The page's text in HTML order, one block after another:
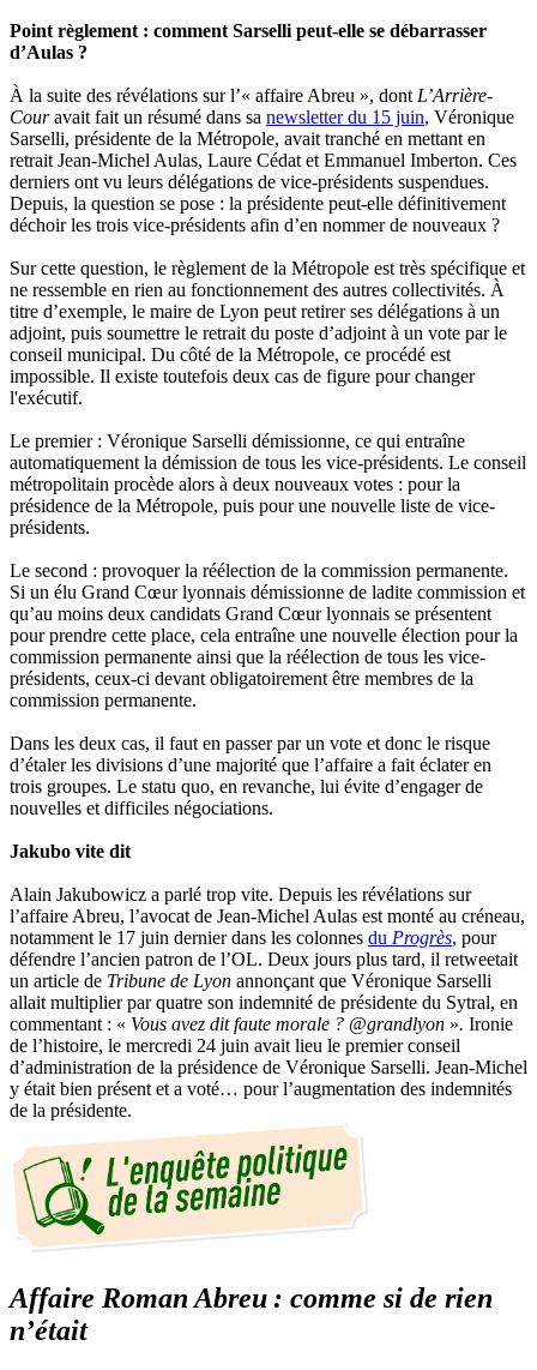
Point règlement : comment Sarselli peut-elle se débarrasser
d’Aulas ?
À la suite des révélations sur l’« affaire Abreu », dontL’Arrière-
Couravait fait un résumé dans sa newsletter du 15 juin, Véronique
Sarselli, présidente de la Métropole, avait tranché en mettant en
retrait Jean-Michel Aulas, Laure Cédat et Emmanuel Imberton. Ces
derniers ont vu leurs délégations de vice-présidents suspendues.
Depuis, la question se pose : la présidente peut-elle définitivement
déchoir les trois vice-présidents afin d’en nommer de nouveaux ?
Sur cette question, le règlement de la Métropole est très spécifique et
ne ressemble en rien au fonctionnement des autres collectivités. À
titre d’exemple, le maire de Lyon peut retirer ses délégations à un
adjoint, puis soumettre le retrait du poste d’adjoint à un vote par le
conseil municipal. Du côté de la Métropole, ce procédé est
impossible. Il existe toutefois deux cas de figure pour changer
l'exécutif.
Le premier : Véronique Sarselli démissionne, ce qui entraîne
automatiquement la démission de tous les vice-présidents. Le conseil
métropolitain procède alors à deux nouveaux votes : pour la
présidence de la Métropole, puis pour une nouvelle liste de vice-
présidents.
Le second : provoquer la réélection de la commission permanente.
Si un élu Grand Cœur lyonnais démissionne de ladite commission et
qu’au moins deux candidats Grand Cœur lyonnais se présentent
pour prendre cette place, cela entraîne une nouvelle élection pour la
commission permanente ainsi que la réélection de tous les vice-
présidents, ceux-ci devant obligatoirement être membres de la
commission permanente.
Dans les deux cas, il faut en passer par un vote et donc le risque
d’étaler les divisions d’une majorité que l’affaire a fait éclater en
trois groupes. Le statu quo, en revanche, lui évite d’engager de
nouvelles et difficiles négociations.
Jakubo vite dit
Alain Jakubowicz a parlé trop vite. Depuis les révélations sur
l’affaire Abreu, l’avocat de Jean-Michel Aulas est monté au créneau,
notamment le 17 juin dernier dans les colonnes du Progrès, pour
défendre l’ancien patron de l’OL. Deux jours plus tard, il retweetait
un article de Tribune de Lyon annonçant que Véronique Sarselli
allait multiplier par quatre son indemnité de présidente du Sytral, en
commentant : « Vous avez dit faute morale ? @grandlyon ». Ironie
de l’histoire, le mercredi 24 juin avait lieu le premier conseil
d’administration de la présidence de Véronique Sarselli. Jean-Michel
y était bien présent et a voté… pour l’augmentation des indemnités
de la présidente.
Affaire Roman Abreu : comme si de rien
n’était